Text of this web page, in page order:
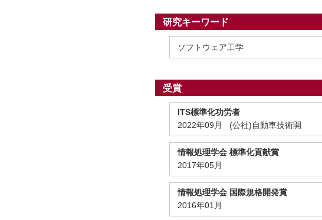
研究キーワード
ソフトウェア工学
受賞
ITS標準化功労者
2022年09月 (公社)自動車技術開
情報処理学会 標準化貢献賞
2017年05月
情報処理学会 国際規格開発賞
2016年01月